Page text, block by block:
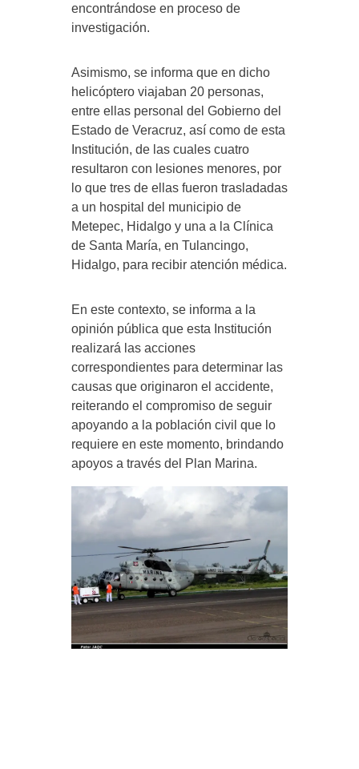
encontrándose en proceso de
investigación.
Asimismo, se informa que en dicho
helicóptero viajaban 20 personas,
entre ellas personal del Gobierno del
Estado de Veracruz, así como de esta
Institución, de las cuales cuatro
resultaron con lesiones menores, por
lo que tres de ellas fueron trasladadas
a un hospital del municipio de
Metepec, Hidalgo y una a la Clínica
de Santa María, en Tulancingo,
Hidalgo, para recibir atención médica.
En este contexto, se informa a la
opinión pública que esta Institución
realizará las acciones
correspondientes para determinar las
causas que originaron el accidente,
reiterando el compromiso de seguir
apoyando a la población civil que lo
requiere en este momento, brindando
apoyos a través del Plan Marina.